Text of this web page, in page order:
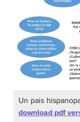
Un pais
download pdf